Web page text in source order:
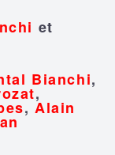
et
Bianchi,
,
,Alain